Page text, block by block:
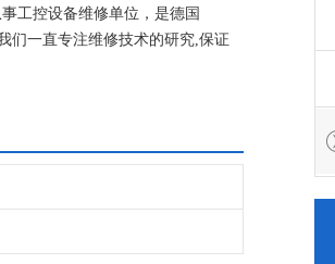
工控设备维修单位，是德国
们一直专注维修技术的研究,保证